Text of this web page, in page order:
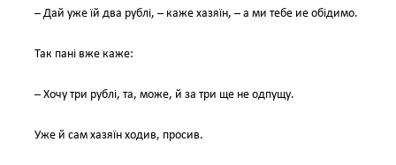
– Дай уже їй два рублі, – каже хазяїн, – а ми тебе ие обідимо.
Так пані вже каже:
– Хочу три рублі, та, може, й за три ще не одпущу.
Уже й сам хазяїн ходив, просив.